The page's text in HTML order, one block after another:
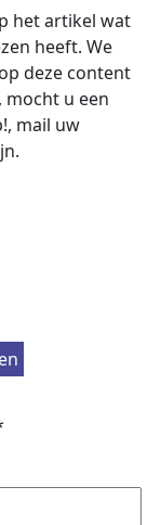
het artikel wat
heeft. We
deze content
mocht u een
mail uw